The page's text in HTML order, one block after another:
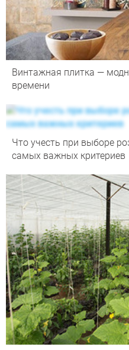
Винтажная плитка —
времени
Что учесть при выборе
самых важных критериев